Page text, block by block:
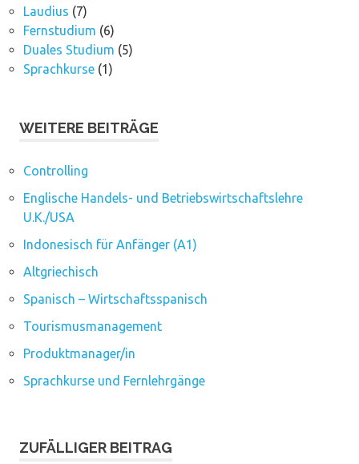
Laudius (7)
Fernstudium (6)
Duales Studium (5)
Sprachkurse(1)
WEITERE BEITRÄGE
Controlling
Englische Handels- und Betriebswirtschaftslehre
U.K./USA
Indonesisch für Anfänger (A1)
Altgriechisch
Spanisch – Wirtschaftsspanisch
Tourismusmanagement
Produktmanager/in
Sprachkurse und Fernlehrgänge
ZUFÄLLIGER BEITRAG